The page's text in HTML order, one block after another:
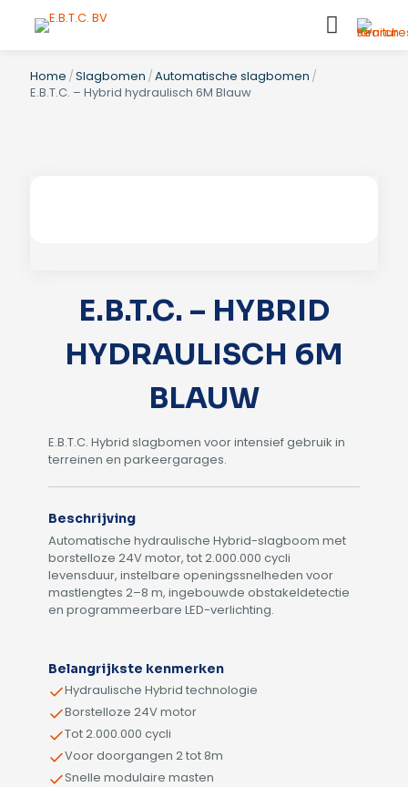
Home /Slagbomen /Automatische slagbomen /
E.B.T.C. – Hybrid hydraulisch 6M Blauw
E.B.T.C. – HYBRID
HYDRAULISCH 6M
BLAUW
E.B.T.C. Hybrid slagbomen voor intensief gebruik in
terreinen en parkeergarages.
Beschrijving
Automatische hydraulische Hybrid-slagboom met
borstelloze 24V motor, tot 2.000.000 cycli
levensduur, instelbare openingssnelheden voor
mastlengtes 2–8 m, ingebouwde obstakeldetectie
en programmeerbare LED-verlichting.
Belangrijkste kenmerken
Hydraulische Hybrid technologie
Borstelloze 24V motor
Tot 2.000.000 cycli
Voor doorgangen 2 tot 8m
Snelle modulaire masten